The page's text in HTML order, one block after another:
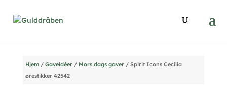
Hjem/ Gaveidéer/ Mors dags gaver/ Spirit Icons Cecilia
ørestikker 42542